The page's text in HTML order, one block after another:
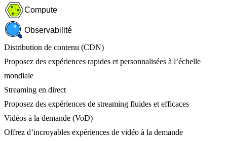
Compute
Observabilité
Distribution de contenu (CDN)
Proposez des expériences rapides et personnalisées à l’échelle
mondiale
Streaming en direct
Proposez des expériences de streaming fluides et efficaces
Vidéos à la demande (VoD)
Offrez d’incroyables expériences de vidéo à la demande